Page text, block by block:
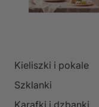
Kieliszki i pokale
Szklanki
Karafki i dzbanki